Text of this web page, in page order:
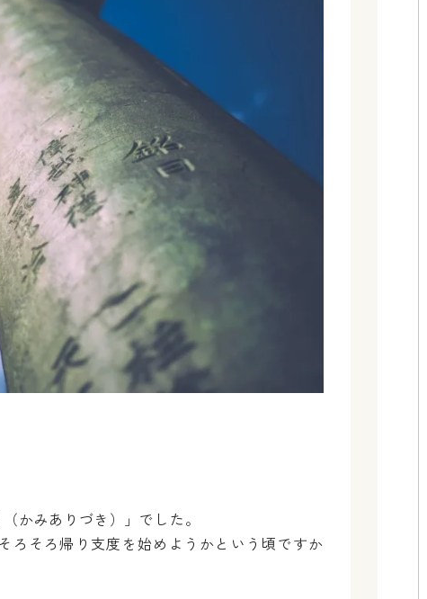
かみありづき）」でした。
ろそろ帰り支度を始めようかという頃ですか